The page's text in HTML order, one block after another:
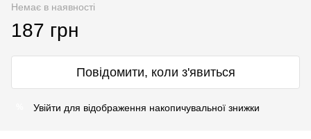
Немає в наявності
187 грн
Повідомити, коли з'явиться
Увійти для відображення накопичувальної знижки